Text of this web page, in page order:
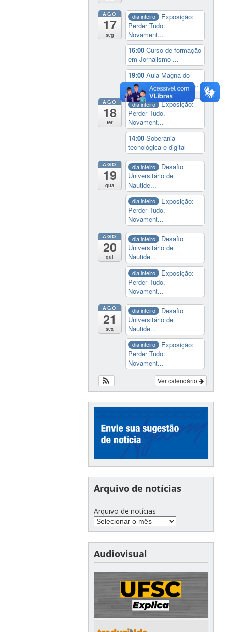
AGO
17
seg
dia inteiro
Exposição:
Perder Tudo.
Novament...
16:00Curso de formação
em Jornalismo ...
19:00Aula Magna do
IELA: Homenagem ao...
AGO
18
ter
dia inteiro
Exposição:
Perder Tudo.
Novament...
14:00Soberania
tecnológica e digital
AGO
19
qua
dia inteiro
Desafio
Universitário de
Nautide...
dia inteiro
Exposição:
Perder Tudo.
Novament...
AGO
20
qui
dia inteiro
Desafio
Universitário de
Nautide...
dia inteiro
Exposição:
Perder Tudo.
Novament...
AGO
21
sex
dia inteiro
Desafio
Universitário de
Nautide...
dia inteiro
Exposição:
Perder Tudo.
Novament...
Ver calendário
Arquivo de notícias
Arquivo de notícias
Audiovisual